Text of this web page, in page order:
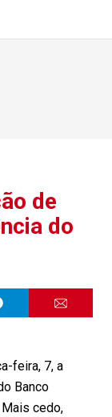
de
do
feira, 7, a
Banco
cedo,